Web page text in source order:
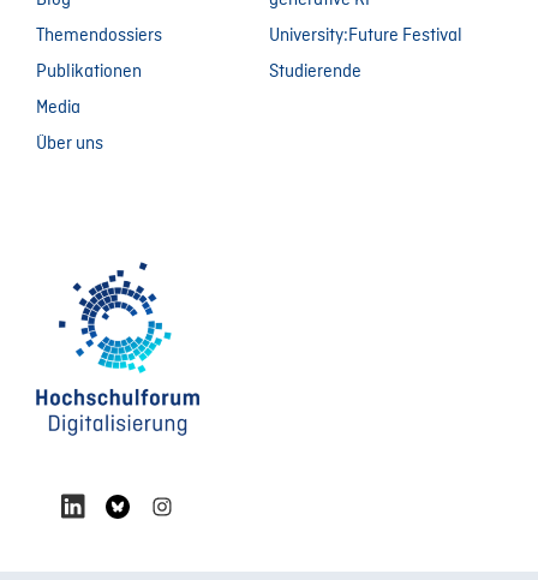
Themendossiers
Publikationen
Media
Über uns
University:Future Festival
Studierende